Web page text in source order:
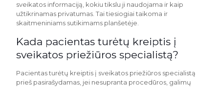
sveikatos informaciją, kokiu tikslu ji naudojama ir kaip
užtikrinamas privatumas. Tai tiesiogiai taikoma ir
skaitmeniniams sutikimams planšetėje.
Kada pacientas turėtų kreiptis į
sveikatos priežiūros specialistą?
Pacientas turėtų kreiptis į sveikatos priežiūros specialistą
prieš pasirašydamas, jei nesupranta procedūros, galimų